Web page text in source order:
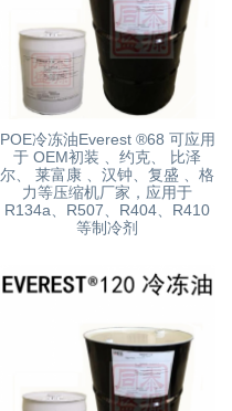
POE冷冻油Everest ®68 可应用
于 OEM初装 、约克、 比泽
尔、 莱富康 、汉钟、复盛 、格
力等压缩机厂家，应用于
R134a、R507、R404、R410
等制冷剂